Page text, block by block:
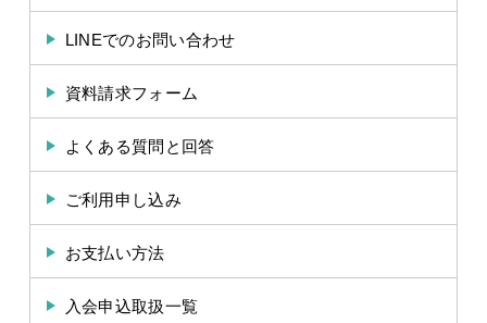
LINEでのお問い合わせ
資料請求フォーム
よくある質問と回答
ご利用申し込み
お支払い方法
入会申込取扱一覧